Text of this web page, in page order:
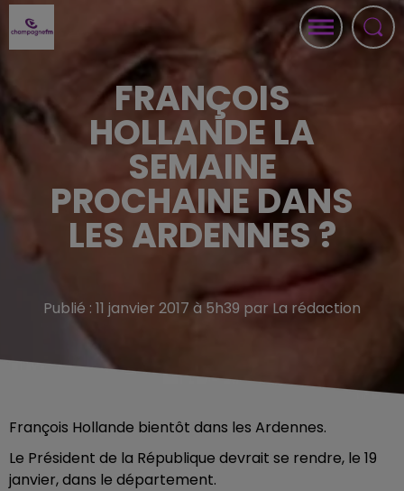
FRANÇOIS
HOLLANDE LA
SEMAINE
PROCHAINE DANS
LES ARDENNES ?
Publié : 11 janvier 2017 à 5h39 par La rédaction
François Hollande bientôt dans les Ardennes.
Le Président de la République devrait se rendre, le 19
janvier, dans le département.